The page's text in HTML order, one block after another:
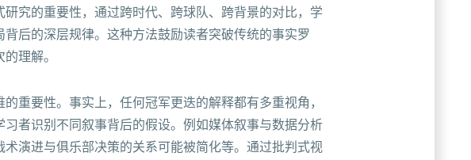
究的重要性，通过跨时代、跨球队、跨背景的对比，学
背后的深层规律。这种方法鼓励读者突破传统的事实罗
理解。
重要性。事实上，任何冠军更迭的解释都有多重视角，
习者识别不同叙事背后的假设。例如媒体叙事与数据分析
术演进与俱乐部决策的关系可能被简化等。通过批判式视